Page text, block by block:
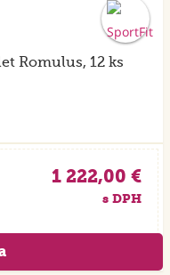
Romulus, 12 ks
1 222,00 €
s DPH